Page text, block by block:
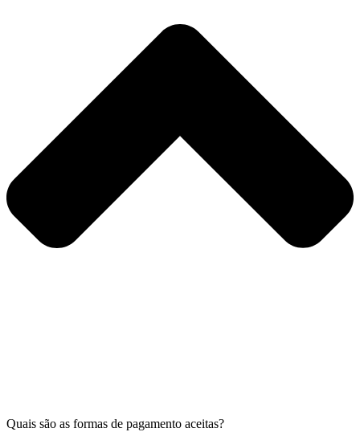
Quais são as formas de pagamento aceitas?